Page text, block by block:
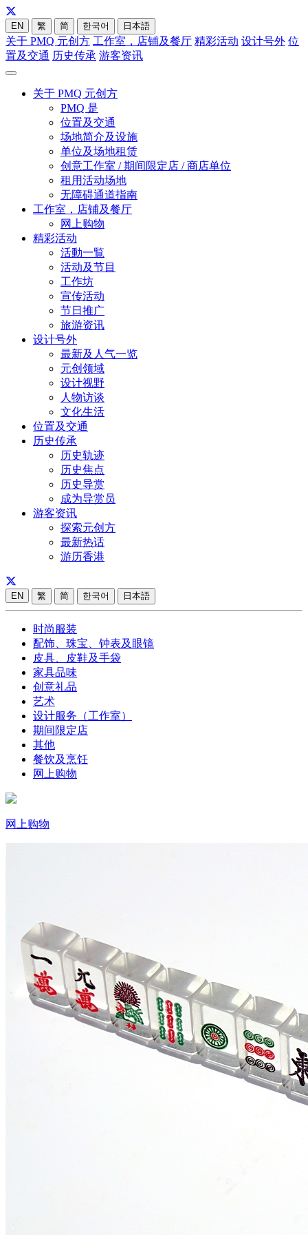
EN 繁 简 한국어 日本語
关于 PMQ 元创方 工作室，店铺及餐厅 精彩活动 设计号外 位
置及交通 历史传承 游客资讯
关于 PMQ 元创方
PMQ 是
位置及交通
场地简介及设施
单位及场地租赁
创意工作室 / 期间限定店 / 商店单位
租用活动场地
无障碍通道指南
工作室，店铺及餐厅
网上购物
精彩活动
活動一覧
活动及节目
工作坊
宣传活动
节日推广
旅游资讯
设计号外
最新及人气一览
元创领域
设计视野
人物访谈
文化生活
位置及交通
历史传承
历史轨迹
历史焦点
历史导赏
成为导赏员
游客资讯
探索元创方
最新热话
游历香港
EN 繁 简 한국어 日本語
时尚服装
配饰、珠宝、钟表及眼镜
皮具、皮鞋及手袋
家具品味
创意礼品
艺术
设计服务（工作室）
期间限定店
其他
餐饮及烹饪
网上购物
网上购物